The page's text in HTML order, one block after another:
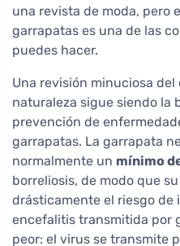
una revista de moda, pero
garrapatas es una de las
puedes hacer.
Una revisión minuciosa
naturaleza sigue siendo la
prevención de
garrapatas. La garrapata
normalmente un mínimo
borreliosis, de modo que
drásticamente el riesgo de
encefalitis transmitida por
peor: el virus se transmite